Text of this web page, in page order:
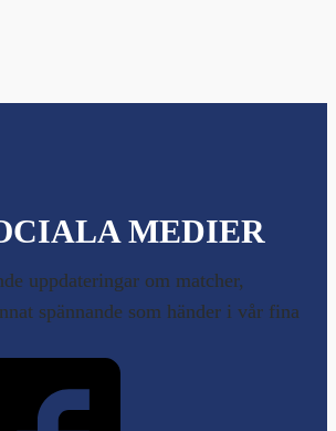
MEDIER
uppdateringar om matcher,
spännande som händer i vår fina